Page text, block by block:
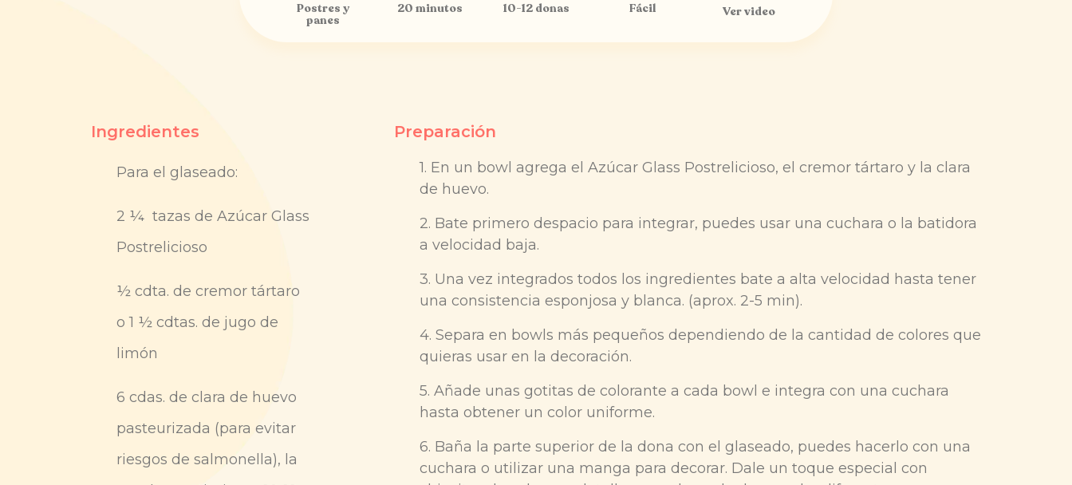
Postres y
panes
20 minutos 10-12 donas Fácil Ver video
Ingredientes
Para el glaseado:
2 ¼ tazas de Azúcar Glass
Postrelicioso
½ cdta. de cremor tártaro
o 1 ½ cdtas. de jugo de
limón
6 cdas. de clara de huevo
pasteurizada (para evitar
riesgos de salmonella), la
Preparación
1. En un bowl agrega el Azúcar Glass Postrelicioso, el cremor tártaro y la clara
de huevo.
2. Bate primero despacio para integrar, puedes usar una cuchara o la batidora
a velocidad baja.
3. Una vez integrados todos los ingredientes bate a alta velocidad hasta tener
una consistencia esponjosa y blanca. (aprox. 2-5 min).
4. Separa en bowls más pequeños dependiendo de la cantidad de colores que
quieras usar en la decoración.
5. Añade unas gotitas de colorante a cada bowl e integra con una cuchara
hasta obtener un color uniforme.
6. Baña la parte superior de la dona con el glaseado, puedes hacerlo con una
cuchara o utilizar una manga para decorar. Dale un toque especial con